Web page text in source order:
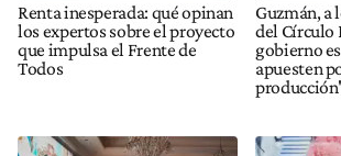
Renta inesperada: qué opinan
los expertos sobre el proyecto
que impulsa el Frente de
Todos
Guzmán, a
del Círculo
gobierno
apuesten